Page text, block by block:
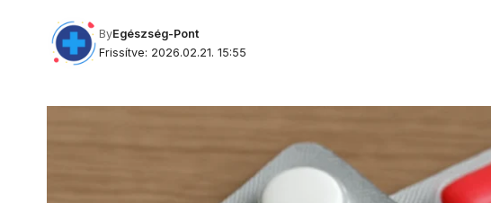
Frissítve: 2026.02.21. 15:55
ByEgészség-Pont